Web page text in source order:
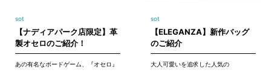
sot
【ナディアパーク店限定】革
製オセロのご紹介！
あの有名なボードゲーム、『オセロ』
sot
【ELEGANZA】新作バッグ
のご紹介
大人可愛いを追求した人気の